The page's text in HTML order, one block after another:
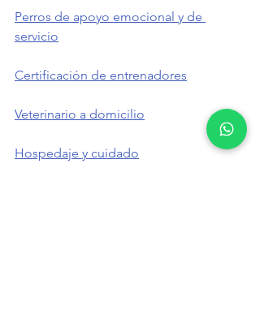
Perros de apoyo emocional y de
servicio
Certificación de entrenadores
Veterinario a domicilio
Hospedaje y cuidado